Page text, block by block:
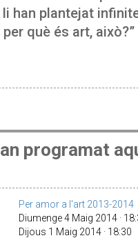
han plantejat
per què és art,
programat
Per amor a l'art 2013-2014
Diumenge 4 Maig 2014 ·
Dijous 1 Maig 2014 · 18:30